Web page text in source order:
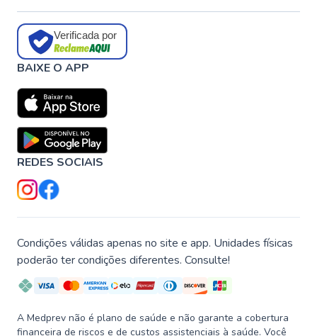
Verificada por
BAIXE O APP
REDES SOCIAIS
Condições válidas apenas no site e app. Unidades físicas
poderão ter condições diferentes. Consulte!
A Medprev não é plano de saúde e não garante a cobertura
financeira de riscos e de custos assistenciais à saúde. Você